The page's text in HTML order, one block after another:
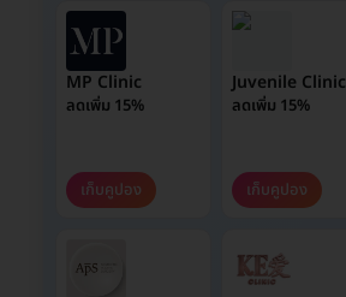
MP Clinic
ลดเพิ่ม 15%
เก็บคูปอง
Juvenile Clinic
ลดเพิ่ม 15%
เก็บคูปอง